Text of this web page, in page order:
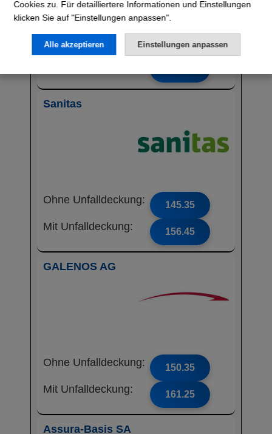
Ohne Unfalldeckung: 143.55
Sanitas
Ohne Unfalldeckung: 145.35
Mit Unfalldeckung: 156.45
GALENOS AG
Ohne Unfalldeckung: 150.35
Mit Unfalldeckung: 161.25
Assura-Basis SA
Cookies zu. Für detailliertere Informationen und Einstellungen
klicken Sie auf "Einstellungen anpassen".
Alle akzeptieren Einstellungen anpassen